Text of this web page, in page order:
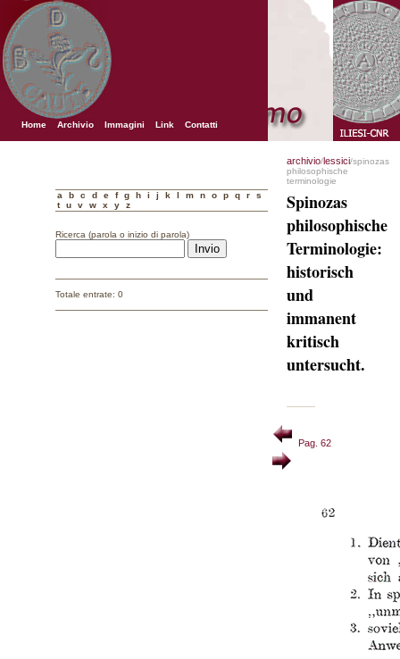
Home Archivio Immagini Link Contatti
a b c d e f g h i j k l m n o p q r
s
t
u v w x y z
Ricerca (parola o inizio di parola)
Totale entrate: 0
archivio/lessici/spinozas
philosophische
terminologie
Spinozas
philosophische
Terminologie:
historisch
und
immanent
kritisch
untersucht.
Pag. 62